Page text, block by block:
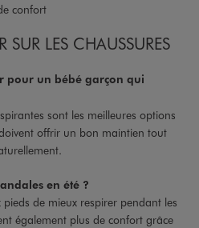
confort
LES CHAUSSURES
pour un bébé garçon qui
sont les meilleures options
offrir un bon maintien tout
en été ?
de mieux respirer pendant les
également plus de confort grâce